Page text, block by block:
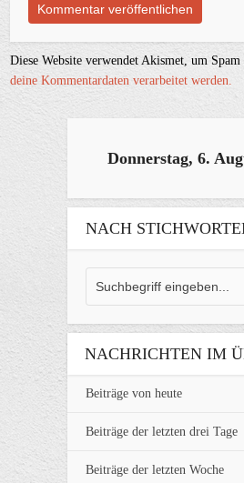
Diese Website verwendet Akismet, um
deine Kommentardaten verarbeitet werden.
Donnerstag, 6.
NACH
NACHRICHTEN IM
Beiträge von heute
Beiträge der letzten drei Tage
Beiträge der letzten Woche